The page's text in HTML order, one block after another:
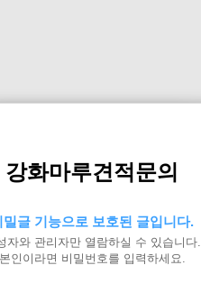
강화마루견적문의
밀글 기능으로 보호된 글입니다.
자와 관리자만 열람하실 수 있습니다.
본인이라면 비밀번호를 입력하세요.